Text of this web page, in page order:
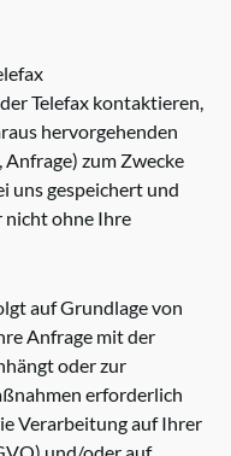
Telefax kontaktieren,
hervorgehenden
zum Zwecke
uns gespeichert und
nicht ohne Ihre
auf Grundlage von
Anfrage mit der
oder zur
erforderlich
Verarbeitung auf Ihrer